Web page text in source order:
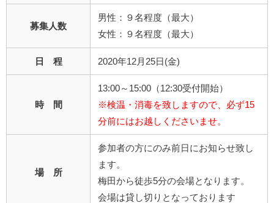
募集人数
男性：９名程度（最大）
女性：９名程度（最大）
日 程 2020年12月25日(金)
時 間
13:00～15:00（12:30受付開始）
※検温・消毒を致しますので、必ず15
分前にはお越しくださいませ。
場 所
参加者の方にのみ前日にお知らせ致し
ます。
梅田から徒歩5分の会場となります。
会場は貸し切りとなっております